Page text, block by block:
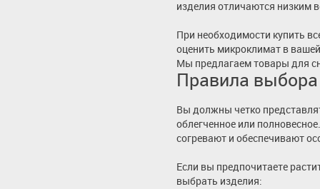
изделия отличаются низким
При необходимости купить
оценить микроклимат в
Мы предлагаем товары для
Правила выбора
Вы должны четко
облегченное или
согревают и обеспечивают
Если вы предпочитаете
выбрать изделия: